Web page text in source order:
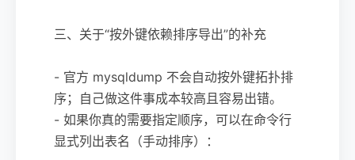
三、关于“按外键依赖排序导出”的补充
- 官方 mysqldump 不会自动按外键拓扑排
序；自己做这件事成本较高且容易出错。
- 如果你真的需要指定顺序，可以在命令行
显式列出表名（手动排序）：